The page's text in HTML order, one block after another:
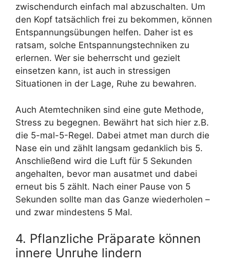
zwischendurch einfach mal abzuschalten. Um
den Kopf tatsächlich frei zu bekommen, können
Entspannungsübungen helfen. Daher ist es
ratsam, solche Entspannungstechniken zu
erlernen. Wer sie beherrscht und gezielt
einsetzen kann, ist auch in stressigen
Situationen in der Lage, Ruhe zu bewahren.
Auch Atemtechniken sind eine gute Methode,
Stress zu begegnen. Bewährt hat sich hier z.B.
die 5-mal-5-Regel. Dabei atmet man durch die
Nase ein und zählt langsam gedanklich bis 5.
Anschließend wird die Luft für 5 Sekunden
angehalten, bevor man ausatmet und dabei
erneut bis 5 zählt. Nach einer Pause von 5
Sekunden sollte man das Ganze wiederholen –
und zwar mindestens 5 Mal.
4. Pflanzliche Präparate können
innere Unruhe lindern